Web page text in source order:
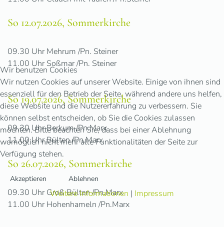
So 12.07.2026, Sommerkirche
09.30 Uhr Mehrum /Pn. Steiner
11.00 Uhr Soßmar /Pn. Steiner
So 19.07.2026, Sommerkirche
09.30 Uhr Berkum /Pn.Marx
11.00 Uhr Bülten /Pn.Marx
So 26.07.2026, Sommerkirche
09.30 Uhr Groß Bülten /Pn.Marx
11.00 Uhr Hohenhameln /Pn.Marx
Wir benutzen Cookies
Wir nutzen Cookies auf unserer Website. Einige von ihnen sind
essenziell für den Betrieb der Seite, während andere uns helfen,
diese Website und die Nutzererfahrung zu verbessern. Sie
können selbst entscheiden, ob Sie die Cookies zulassen
möchten. Bitte beachten Sie, dass bei einer Ablehnung
womöglich nicht mehr alle Funktionalitäten der Seite zur
Verfügung stehen.
Akzeptieren Ablehnen
Weitere Informationen | Impressum